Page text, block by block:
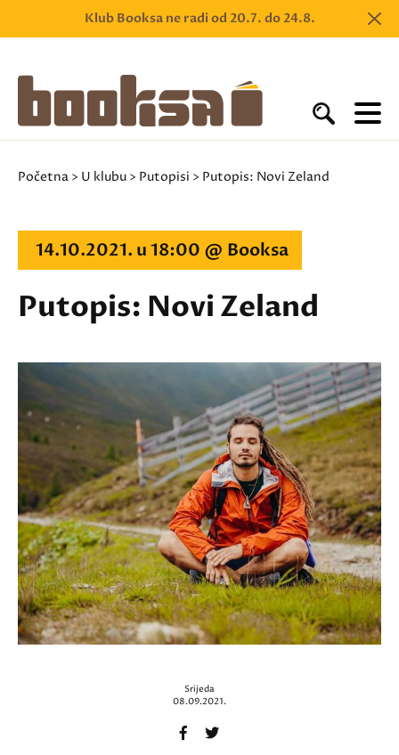
Klub Booksa ne radi od 20.7. do 24.8.
Početna > U klubu > Putopisi > Putopis: Novi Zeland
14.10.2021. u 18:00 @ Booksa
Putopis: Novi Zeland
Srijeda
08.09.2021.